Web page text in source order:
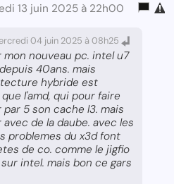
13 juin 2025 à 22h00
04 juin 2025 à 08h25
nouveau pc. intel u7
40ans. mais
hybride est
l'amd, qui pour faire
5 son cache l3. mais
de la daube. avec les
problemes du x3d font
de co. comme le jigfio
intel. mais bon ce gars